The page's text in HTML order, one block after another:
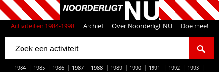
Activiteiten 1984-1998 Archief Over Noorderligt NU Doe mee!
1984 1985 1986 1987 1988 1989 1990 1991 1992
1993